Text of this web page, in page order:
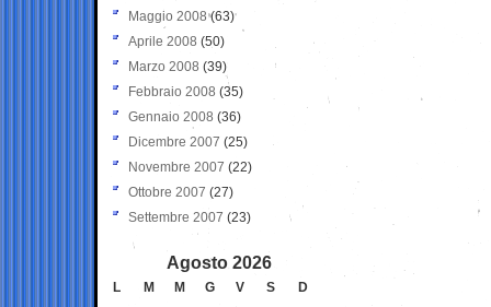
Maggio 2008(63)
Aprile 2008 (50)
Marzo 2008 (39)
Febbraio 2008 (35)
Gennaio 2008 (36)
Dicembre 2007 (25)
Novembre 2007 (22)
Ottobre 2007 (27)
Settembre 2007 (23)
Agosto 2026
L M M G V S
D